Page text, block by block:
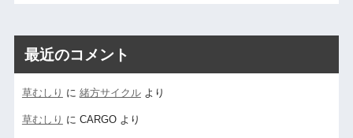
最近のコメント
草むしり に 緒方サイクルより
草むしり に CARGOより